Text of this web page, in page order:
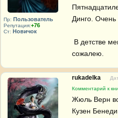
Пр: Пользователь
Репутация:+76
Ст: Новичок
Динго.
сожалею.
rukadelka
Комментарий к
Жюль Верн
Кузен